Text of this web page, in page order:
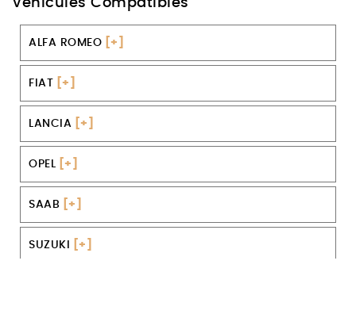
Véhicules Compatibles
ALFA ROMEO [+]
FIAT [+]
LANCIA [+]
OPEL [+]
SAAB [+]
SUZUKI [+]